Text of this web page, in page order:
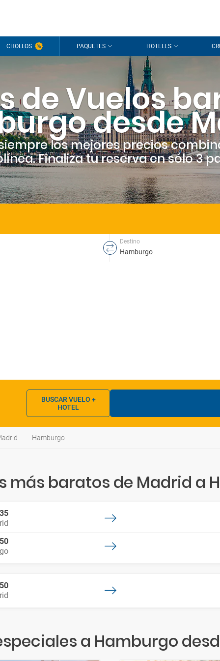
CHOLLOS PAQUETES HOTELES
de Vuelos
desde
los mejores precios
Finaliza tu reserva en sólo 3
Destino
BUSCAR VUELO +
HOTEL
Hamburgo
más baratos de Madrid a
a Hamburgo